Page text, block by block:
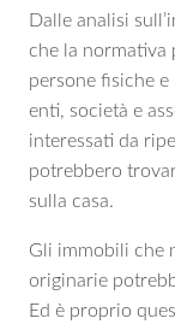
Dalle analisi
che la normativa
persone fisiche e
enti, società e
interessati da
potrebbero
sulla casa.
Gli immobili che
originarie
Ed è proprio